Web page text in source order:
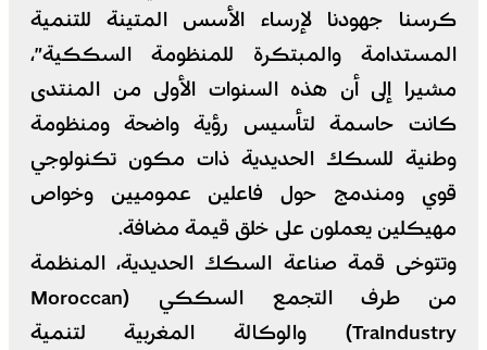
كرسنا جهودنا لإرساء الأسس المتينة للتنمية
المستدامة والمبتكرة للمنظومة السككية”،
مشيرا إلى أن هذه السنوات الأولى من المنتدى
كانت حاسمة لتأسيس رؤية واضحة ومنظومة
وطنية للسكك الحديدية ذات مكون تكنولوجي
قوي ومندمج حول فاعلين عموميين وخواص
مهيكلين يعملون على خلق قيمة مضافة.
وتتوخى قمة صناعة السكك الحديدية، المنظمة
من طرف التجمع السككي (Moroccan
TraIndustry) والوكالة المغربية لتنمية